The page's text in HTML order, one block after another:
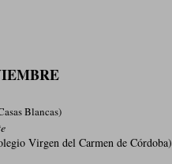
Blancas)
Virgen del Carmen de Córdoba)